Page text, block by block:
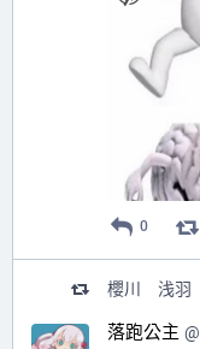
0
櫻川 浅羽
落跑公主 @